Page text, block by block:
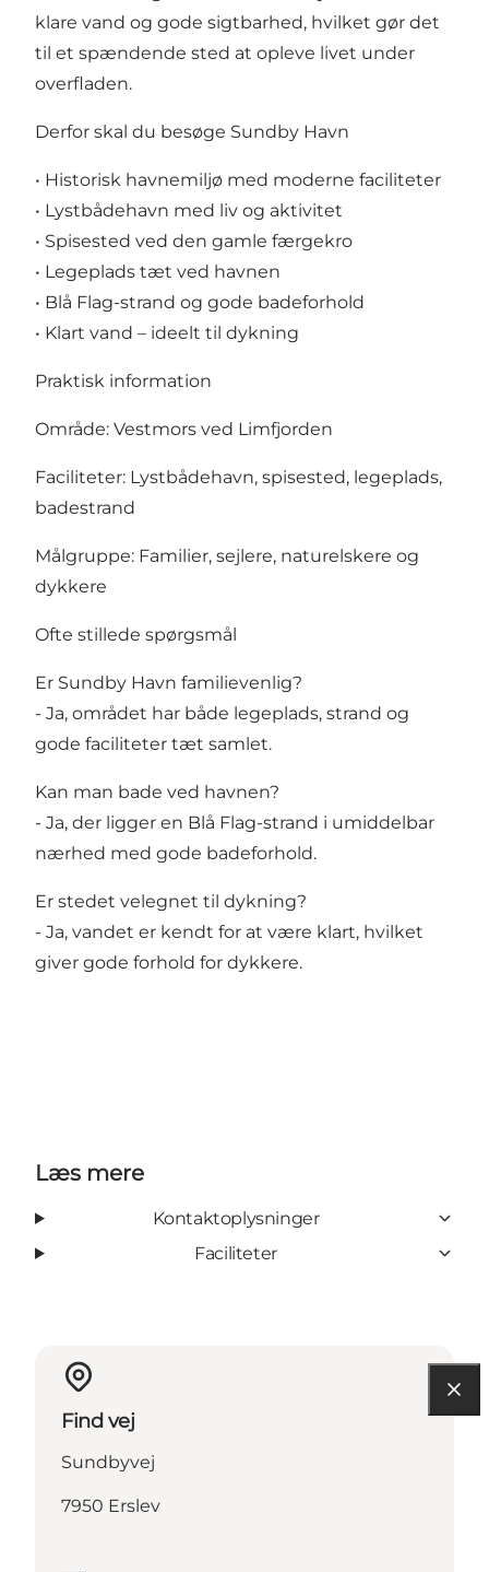
klare vand og gode sigtbarhed, hvilket gør det
til et spændende sted at opleve livet under
overfladen.
Derfor skal du besøge Sundby Havn
• Historisk havnemiljø med moderne faciliteter
• Lystbådehavn med liv og aktivitet
• Spisested ved den gamle færgekro
• Legeplads tæt ved havnen
• Blå Flag-strand og gode badeforhold
• Klart vand – ideelt til dykning
Praktisk information
Område: Vestmors ved Limfjorden
Faciliteter: Lystbådehavn, spisested, legeplads,
badestrand
Målgruppe: Familier, sejlere, naturelskere og
dykkere
Ofte stillede spørgsmål
Er Sundby Havn familievenlig?
- Ja, området har både legeplads, strand og
gode faciliteter tæt samlet.
Kan man bade ved havnen?
- Ja, der ligger en Blå Flag-strand i umiddelbar
nærhed med gode badeforhold.
Er stedet velegnet til dykning?
- Ja, vandet er kendt for at være klart, hvilket
giver gode forhold for dykkere.
Læs mere
Kontaktoplysninger
Faciliteter
Find vej
Sundbyvej
7950 Erslev